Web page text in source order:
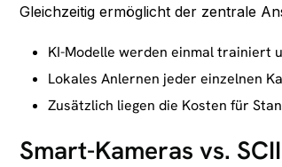
Gleichzeitig ermöglicht der zentrale
KI-Modelle werden einmal trainiert
Lokales Anlernen jeder einzelnen
Zusätzlich liegen die Kosten für
Smart-Kameras vs.